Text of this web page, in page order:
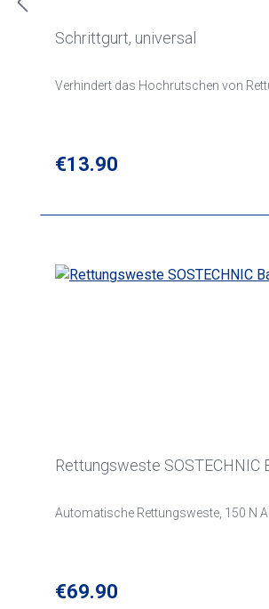
Schrittgurt, universal
Verhindert das Hochrutschen von
Regular price:
€13.90
Rettungsweste SOSTECHNIC
Automatische Rettungsweste, 150 N
Regular price:
€69.90